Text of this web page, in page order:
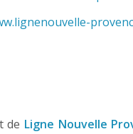
de Ligne Nouvelle